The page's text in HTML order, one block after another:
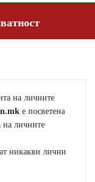
на личните
е посветена
на личните
никакви лични